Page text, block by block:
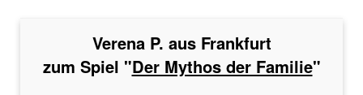
Jenseits der Schönheit
Der Mythos der Familie
Der verfluchte Schatz der Piraten
Verena P. aus Frankfurt
zum Spiel "Der Mythos der Familie"